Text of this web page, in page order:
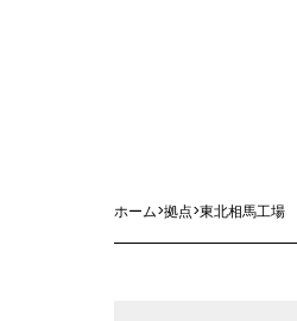
ホーム>拠点>東北相馬工場